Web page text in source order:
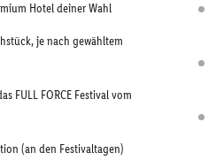
Hotel deiner Wahl
je nach gewähltem
FULL FORCE Festival vom
(an den Festivaltagen)